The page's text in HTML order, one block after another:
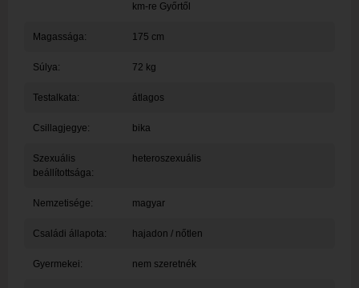
km-re Győrtől
Magassága: 175 cm
Súlya: 72 kg
Testalkata: átlagos
Csillagjegye: bika
Szexuális
beállítottsága:
heteroszexuális
Nemzetisége: magyar
Családi állapota: hajadon / nőtlen
Gyermekei: nem szeretnék